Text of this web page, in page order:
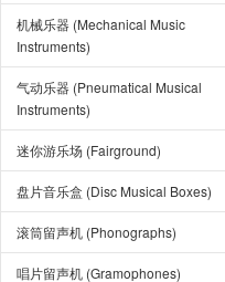
机械乐器 (Mechanical Music
Instruments)
气动乐器 (Pneumatical Musical
Instruments)
迷你游乐场 (Fairground)
盘片音乐盒 (Disc Musical Boxes)
滚筒留声机 (Phonographs)
唱片留声机 (Gramophones)